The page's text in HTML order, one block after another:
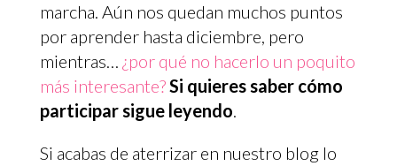
marcha. Aún nos quedan muchos puntos
por aprender hasta diciembre, pero
mientras… ¿por qué no hacerlo un poquito
más interesante?Si quieres saber cómo
participar sigue leyendo.
Si acabas de aterrizar en nuestro blog lo